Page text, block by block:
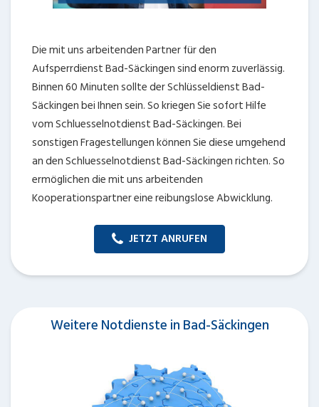
Die mit uns arbeitenden Partner für den
Aufsperrdienst Bad-Säckingen sind enorm zuverlässig.
Binnen 60 Minuten sollte der Schlüsseldienst Bad-
Säckingen bei Ihnen sein. So kriegen Sie sofort Hilfe
vom Schluesselnotdienst Bad-Säckingen. Bei
sonstigen Fragestellungen können Sie diese umgehend
an den Schluesselnotdienst Bad-Säckingen richten. So
ermöglichen die mit uns arbeitenden
Kooperationspartner eine reibungslose Abwicklung.
JETZT ANRUFEN
Weitere Notdienste in Bad-Säckingen